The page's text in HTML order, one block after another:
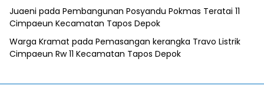
Juaeni pada Pembangunan Posyandu Pokmas Teratai 11
Cimpaeun Kecamatan Tapos Depok
Warga Kramat pada Pemasangan kerangka Travo Listrik
Cimpaeun Rw 11 Kecamatan Tapos Depok